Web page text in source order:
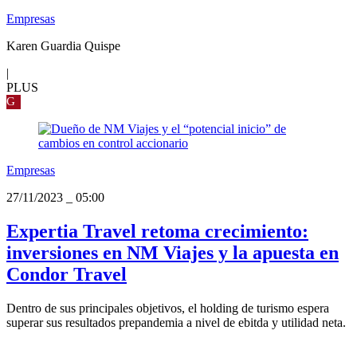
Empresas
Karen Guardia Quispe
PLUS
G
Empresas
27/11/2023
05:00
Expertia Travel retoma crecimiento:
inversiones en NM Viajes y la apuesta en
Condor Travel
Dentro de sus principales objetivos, el holding de turismo espera
superar sus resultados prepandemia a nivel de ebitda y utilidad neta.